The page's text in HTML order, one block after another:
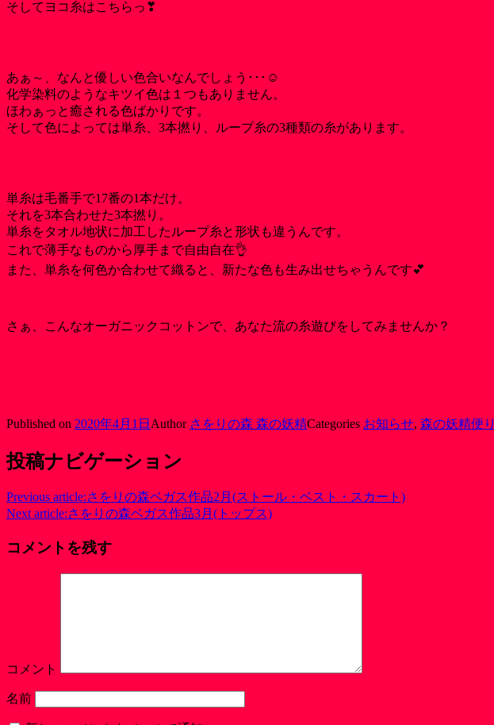
そしてヨコ糸はこちらっ❣
あぁ～、なんと優しい色合いなんでしょう･･･☺
化学染料のようなキツイ色は１つもありません。
ほわぁっと癒される色ばかりです。
そして色によっては単糸、3本撚り、ループ糸の3種類の糸があります。
単糸は毛番手で17番の1本だけ。
それを3本合わせた3本撚り。
単糸をタオル地状に加工したループ糸と形状も違うんです。
これで薄手なものから厚手まで自由自在👌
また、単糸を何色か合わせて織ると、新たな色も生み出せちゃうんです💕
さぁ、こんなオーガニックコットンで、あなた流の糸遊びをしてみませんか？
Published on 2020年4月1日 Author さをりの森 森の妖精Categories お知らせ, 森の妖精便り
投稿ナビゲーション
Previous article:さをりの森ベガス作品2月(ストール・ベスト・スカート)
Next article:さをりの森ベガス作品3月(トップス)
コメントを残す
コメント
名前